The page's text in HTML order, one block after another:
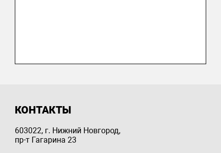
КОНТАКТЫ
603022, г. Нижний Новгород,
пр-т Гагарина 23